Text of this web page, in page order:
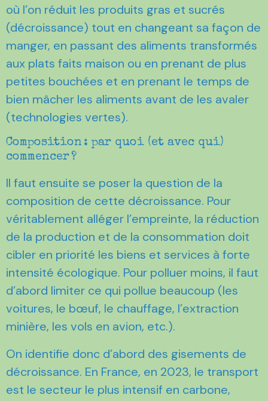
où l’on réduit les produits gras et sucrés
(décroissance) tout en changeant sa façon de
manger, en passant des aliments transformés
aux plats faits maison ou en prenant de plus
petites bouchées et en prenant le temps de
bien mâcher les aliments avant de les avaler
(technologies vertes).
Composition : par quoi (et avec qui)
commencer ?
Il faut ensuite se poser la question de la
composition de cette décroissance. Pour
véritablement alléger l’empreinte, la réduction
de la production et de la consommation doit
cibler en priorité les biens et services à forte
intensité écologique. Pour polluer moins, il faut
d’abord limiter ce qui pollue beaucoup (les
voitures, le bœuf, le chauffage, l’extraction
minière, les vols en avion, etc.).
On identifie donc d’abord des gisements de
décroissance. En France, en 2023, le transport
est le secteur le plus intensif en carbone,